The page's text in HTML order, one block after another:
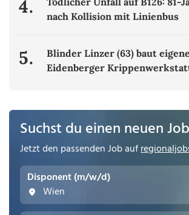
4.
nach Kollision mit Linienbus
5.
Blinder Linzer (63) baut
Eidenberger
Suchst du einen neuen
Jetzt den passenden Job auf
Disponent (m/w/d)
Wien